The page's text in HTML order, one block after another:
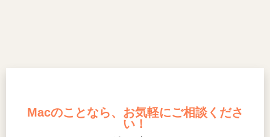
Macのことなら、お気軽にご相談くださ
い！